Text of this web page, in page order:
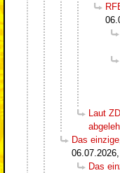
Laut
Das
Das